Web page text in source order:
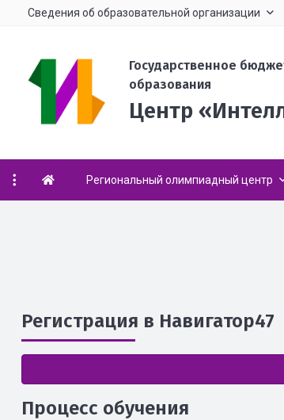
Сведения об образовательной организации
Государственное
образования
Центр
Региональный олимпиадный центр
Регистрация в Навигатор47
Процесс обучения